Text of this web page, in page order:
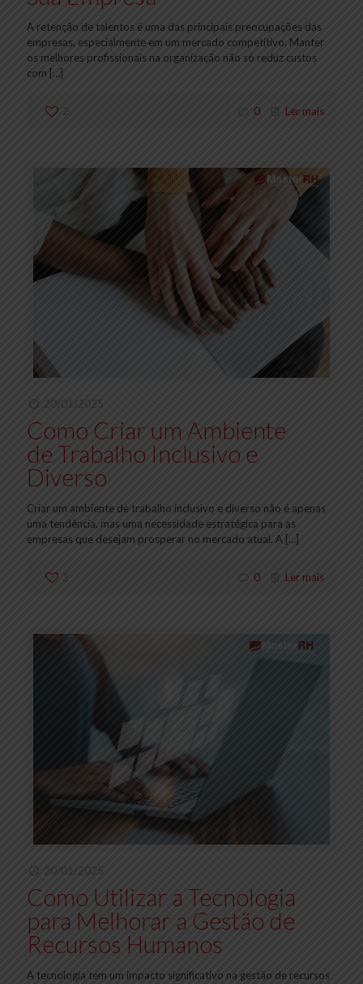
A retenção de talentos é uma das principais preocupações das
empresas, especialmente em um mercado competitivo. Manter
os melhores profissionais na organização não só reduz custos
com […]
2 0 Ler mais
20/01/2025
Como Criar um Ambiente
de Trabalho Inclusivo e
Diverso
Criar um ambiente de trabalho inclusivo e diverso não é apenas
uma tendência, mas uma necessidade estratégica para as
empresas que desejam prosperar no mercado atual. A […]
2 0 Ler mais
20/01/2025
Como Utilizar a Tecnologia
para Melhorar a Gestão de
Recursos Humanos
A tecnologia tem um impacto significativo na gestão de recursos